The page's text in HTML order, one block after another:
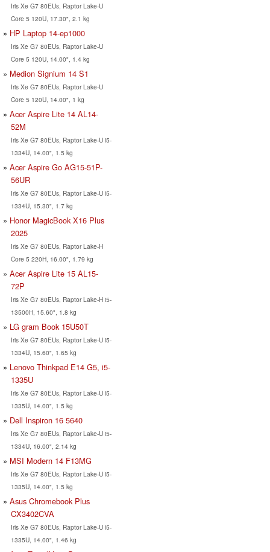
Iris Xe G7 80EUs, Raptor Lake-U
Core 5 120U, 17.30", 2.1 kg
HP Laptop 14-ep1000
Iris Xe G7 80EUs, Raptor Lake-U
Core 5 120U, 14.00", 1.4 kg
Medion Signium 14 S1
Iris Xe G7 80EUs, Raptor Lake-U
Core 5 120U, 14.00", 1 kg
Acer Aspire Lite 14 AL14-
52M
Iris Xe G7 80EUs, Raptor Lake-U i5-
1334U, 14.00", 1.5 kg
Acer Aspire Go AG15-51P-
56UR
Iris Xe G7 80EUs, Raptor Lake-U i5-
1334U, 15.30", 1.7 kg
Honor MagicBook X16 Plus
2025
Iris Xe G7 80EUs, Raptor Lake-H
Core 5 220H, 16.00", 1.79 kg
Acer Aspire Lite 15 AL15-
72P
Iris Xe G7 80EUs, Raptor Lake-H i5-
13500H, 15.60", 1.8 kg
LG gram Book 15U50T
Iris Xe G7 80EUs, Raptor Lake-U i5-
1334U, 15.60", 1.65 kg
Lenovo Thinkpad E14 G5, i5-
1335U
Iris Xe G7 80EUs, Raptor Lake-U i5-
1335U, 14.00", 1.5 kg
Dell Inspiron 16 5640
Iris Xe G7 80EUs, Raptor Lake-U i5-
1334U, 16.00", 2.14 kg
MSI Modern 14 F13MG
Iris Xe G7 80EUs, Raptor Lake-U i5-
1335U, 14.00", 1.5 kg
Asus Chromebook Plus
CX3402CVA
Iris Xe G7 80EUs, Raptor Lake-U i5-
1335U, 14.00", 1.46 kg